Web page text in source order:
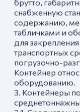
брутто,
снабженную
содержанию,
табличками и
для
транспортных
погрузочно-
Контейнер
оборудованию.
3. Контейнеры